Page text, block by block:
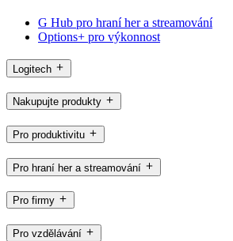
G Hub pro hraní her a streamování
Options+ pro výkonnost
Logitech
Nakupujte produkty
Pro produktivitu
Pro hraní her a streamování
Pro firmy
Pro vzdělávání